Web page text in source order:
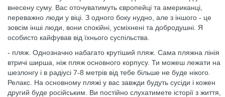
внесену суму. Вас оточуватимуть європейці та американці,
переважно люди у віці. З одного боку нудно, але з іншого - це
зовсім інші люди, вони спокійні, усміхнені та добродушні. Я
особисто кайфував від їхнього суспільства.
- пляж. Однозначно набагато крутіший пляж. Сама пляжна лінія
втричі ширша, ніж пляж основного корпусу. Ти можеш лежати на
шезлонгу і в радіусі 7-8 метрів від тебе більше не буде нікого.
Релакс. На основному пляжі у вас завжди будуть сусіди і кожен
другий буде російським. Ви постійно слухатимете історії з життя,